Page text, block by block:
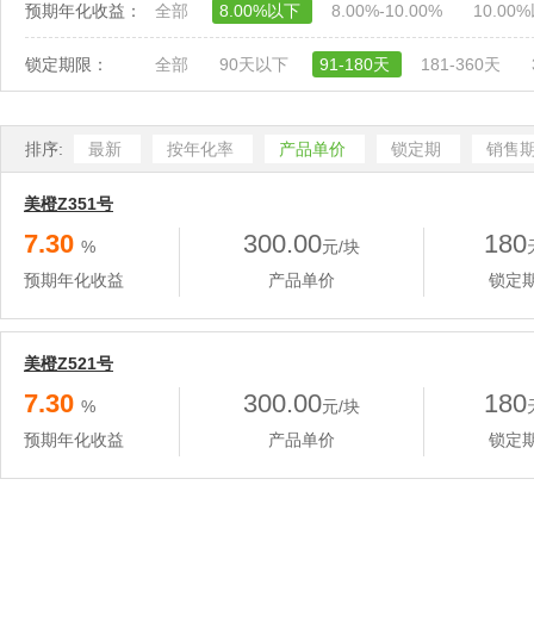
预期年化收益： 全部 8.00%以下 8.00%-10.00%
锁定期限： 全部 90天以下 91-180天 181-360天
排序: 最新 按年化率 产品单价 锁定期 销售
美橙Z351号
7.30 %
预期年化收益
300.00元/块
产品单价
180
锁定
美橙Z521号
7.30 %
预期年化收益
300.00元/块
产品单价
180
锁定